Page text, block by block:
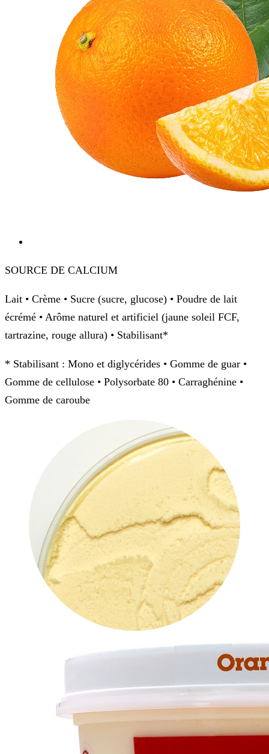
SOURCE DE CALCIUM
Lait • Crème • Sucre (sucre, glucose) • Poudre de lait
écrémé • Arôme naturel et artificiel (jaune soleil FCF,
tartrazine, rouge allura) • Stabilisant*
* Stabilisant : Mono et diglycérides • Gomme de guar •
Gomme de cellulose • Polysorbate 80 • Carraghénine •
Gomme de caroube